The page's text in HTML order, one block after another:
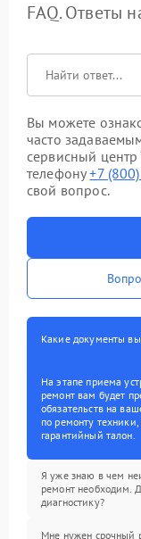
FAQ. Ответы
Вы можете
часто
сервисный
телефону+7
свой вопрос.
Какие документы вы
На этапе приема
ремонт вам будет
обязательств на
по ремонту
гарантийный талон.
Я уже знаю в чем
ремонт необходим.
диагностику?
Мне нужен срочный